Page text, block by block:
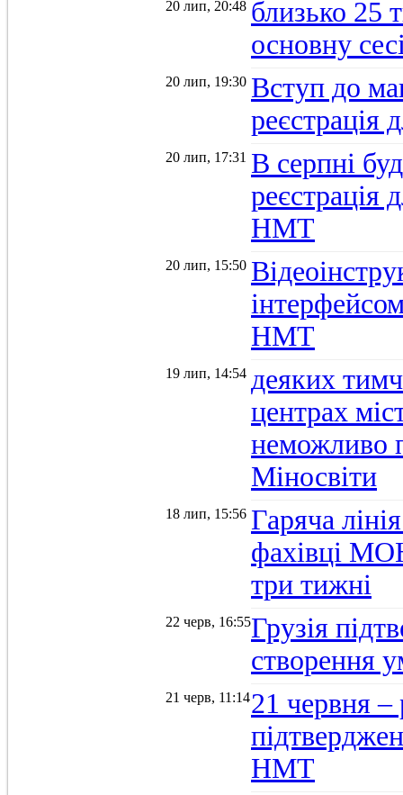
20 лип, 20:48 близько 25
основну
20 лип, 19:30 Вступ до
20 лип, 17:31 В серпні
реєстрація
НМТ
20 лип, 15:50
НМТ
19 лип, 14:54 деяких
центрах
неможливо
Міносвіти
18 лип, 15:56 Гаряча
фахівці
три тижні
22 черв, 16:55Грузія
створення
21 черв, 11:1421 червня –
НМТ